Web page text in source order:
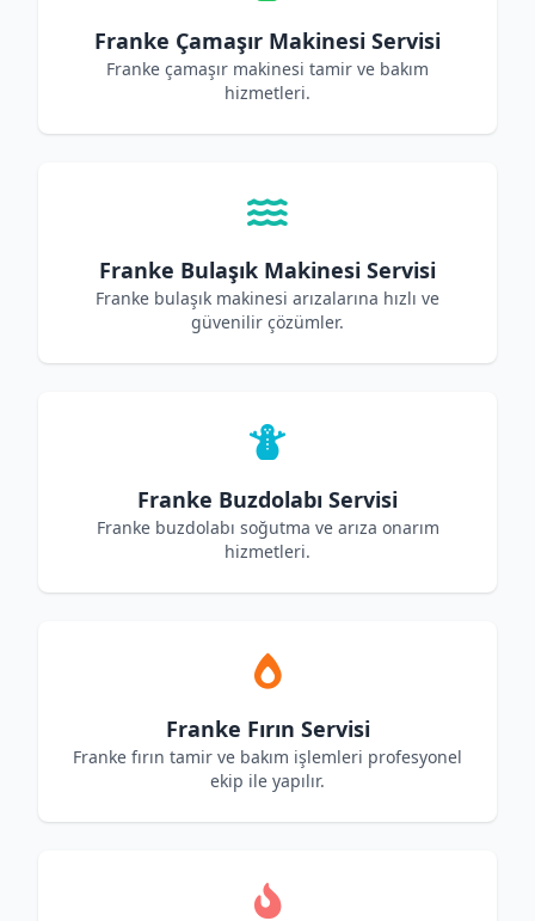
Franke Çamaşır Makinesi Servisi
Franke çamaşır makinesi tamir ve bakım
hizmetleri.
Franke Bulaşık Makinesi Servisi
Franke bulaşık makinesi arızalarına hızlı ve
güvenilir çözümler.
Franke Buzdolabı Servisi
Franke buzdolabı soğutma ve arıza onarım
hizmetleri.
Franke Fırın Servisi
Franke fırın tamir ve bakım işlemleri profesyonel
ekip ile yapılır.